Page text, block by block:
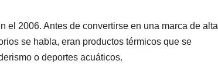
el 2006. Antes de convertirse en una marca de alta
se habla, eran productos térmicos que se
o deportes acuáticos.